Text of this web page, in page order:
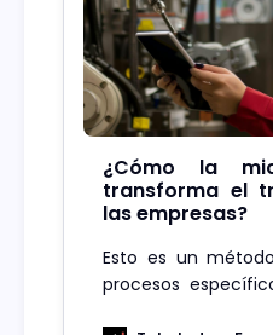
¿Cómo la
transforma el
las empresas?
Esto es un
procesos